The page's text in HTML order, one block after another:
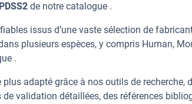
de notre catalogue .
issus d’une vaste sélection de
plusieurs espèces, y compris Human,
.
adapté grâce à nos outils de recherche,
validation détaillées, des références